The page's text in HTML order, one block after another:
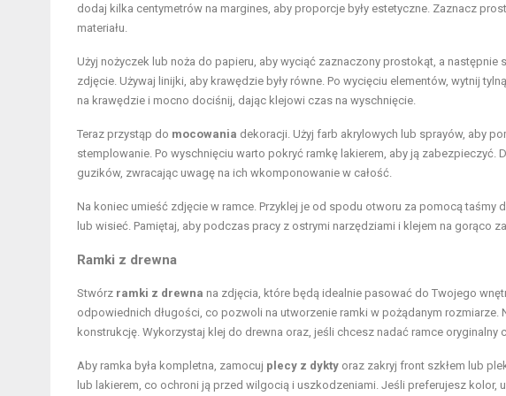
dodaj kilka centymetrów na margines, aby proporcje były estetyczne. Zaznacz
materiału.
Użyj nożyczek lub noża do papieru, aby wyciąć zaznaczony prostokąt, a następnie
zdjęcie. Używaj linijki, aby krawędzie były równe. Po wycięciu elementów, wytnij
na krawędzie i mocno dociśnij, dając klejowi czas na wyschnięcie.
Teraz przystąp do mocowania dekoracji. Użyj farb akrylowych lub sprayów, aby
stemplowanie. Po wyschnięciu warto pokryć ramkę lakierem, aby ją
guzików, zwracając uwagę na ich wkomponowanie w całość.
Na koniec umieść zdjęcie w ramce. Przyklej je od spodu otworu za pomocą taśmy
lub wisieć. Pamiętaj, aby podczas pracy z ostrymi narzędziami i klejem na gorąco
Ramki z drewna
Stwórz ramki z drewna na zdjęcia, które będą idealnie pasować do Twojego
odpowiednich długości, co pozwoli na utworzenie ramki w pożądanym rozmiarze.
konstrukcję. Wykorzystaj klej do drewna oraz, jeśli chcesz nadać ramce oryginalny
Aby ramka była kompletna, zamocuj plecy z dykty oraz zakryj front szkłem lub
lub lakierem, co ochroni ją przed wilgocią i uszkodzeniami. Jeśli preferujesz kolor,